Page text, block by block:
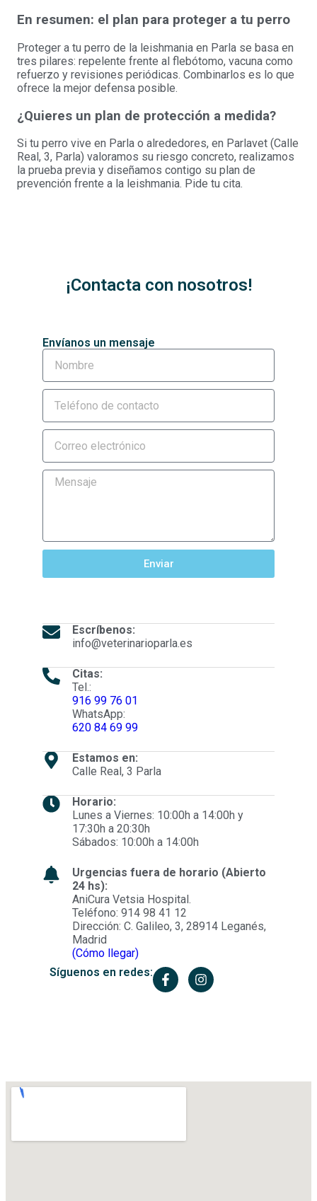
En resumen: el plan para proteger a tu perro
Proteger a tu perro de la leishmania en Parla se basa en
tres pilares: repelente frente al flebótomo, vacuna como
refuerzo y revisiones periódicas. Combinarlos es lo que
ofrece la mejor defensa posible.
¿Quieres un plan de protección a medida?
Si tu perro vive en Parla o alrededores, en Parlavet (Calle
Real, 3, Parla) valoramos su riesgo concreto, realizamos
la prueba previa y diseñamos contigo su plan de
prevención frente a la leishmania. Pide tu cita.
¡Contacta con nosotros!
Escríbenos:
info@veterinarioparla.es
Citas:
Tel.:
916 99 76 01
WhatsApp:
620 84 69 99
Estamos en:
Calle Real, 3 Parla
Horario:
Lunes a Viernes: 10:00h a 14:00h y
17:30h a 20:30h
Sábados: 10:00h a 14:00h
Urgencias fuera de horario (Abierto
24 hs):
AniCura Vetsia Hospital.
Teléfono: 914 98 41 12
Dirección: C. Galileo, 3, 28914 Leganés,
Madrid
(Cómo llegar)
Síguenos en redes:
Envíanos un mensaje
Enviar